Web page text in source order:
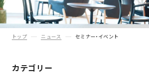
トップ ニュース セミナー・イベント
カテゴリー